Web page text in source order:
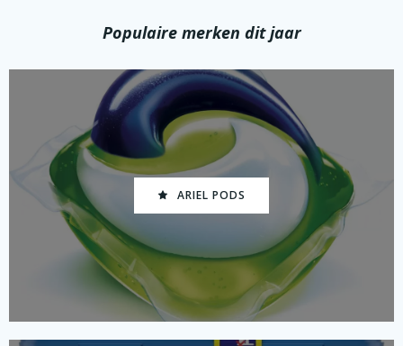
Populaire merken dit jaar
ARIEL PODS